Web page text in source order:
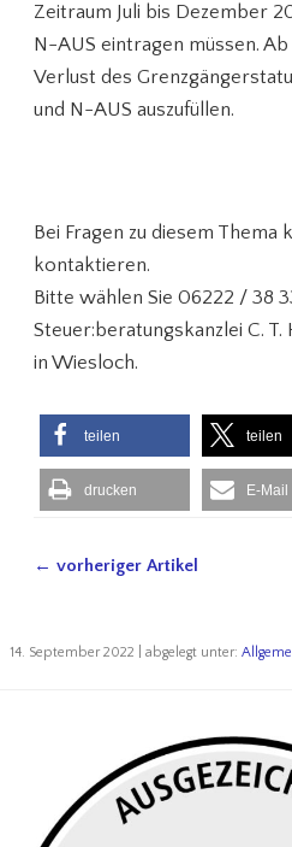
Zeitraum Juli bis Dezember
N-AUS eintragen müssen.
Verlust des
und N-AUS auszufüllen.
Bei Fragen zu diesem Thema
kontaktieren.
Bitte wählen Sie 06222 / 38
Steuer:beratungskanzlei C.
in Wiesloch.
teilen teilen
drucken E-Mail
← vorheriger Artikel
14. September 2022 | abgelegt unter: